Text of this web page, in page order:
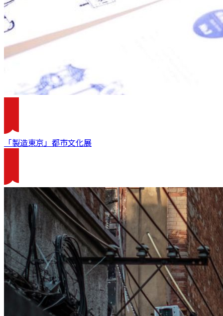
「製造東京」都市文化展